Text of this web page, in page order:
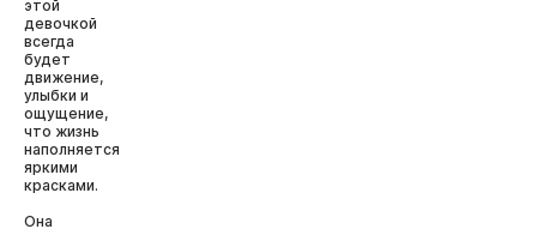
этой
девочкой
всегда
будет
движение,
улыбки и
ощущение,
что жизнь
наполняется
яркими
красками.
Она